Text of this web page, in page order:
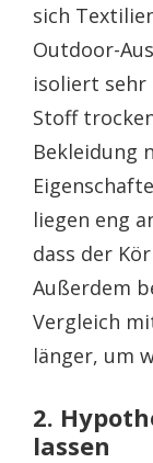
sich
Outdoor-
isoliert sehr
Stoff
Bekleidung
liegen eng
dass der
Außerdem
Vergleich
länger, um
2.
lassen